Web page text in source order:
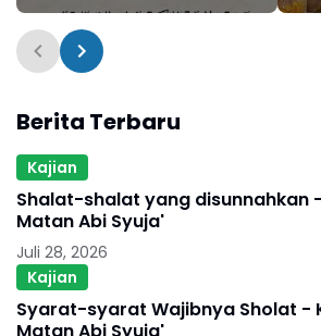
Berita Terbaru
Kajian
Shalat-shalat yang disunnahkan
Matan Abi Syuja'
Juli 28, 2026
Kajian
Syarat-syarat Wajibnya Sholat -